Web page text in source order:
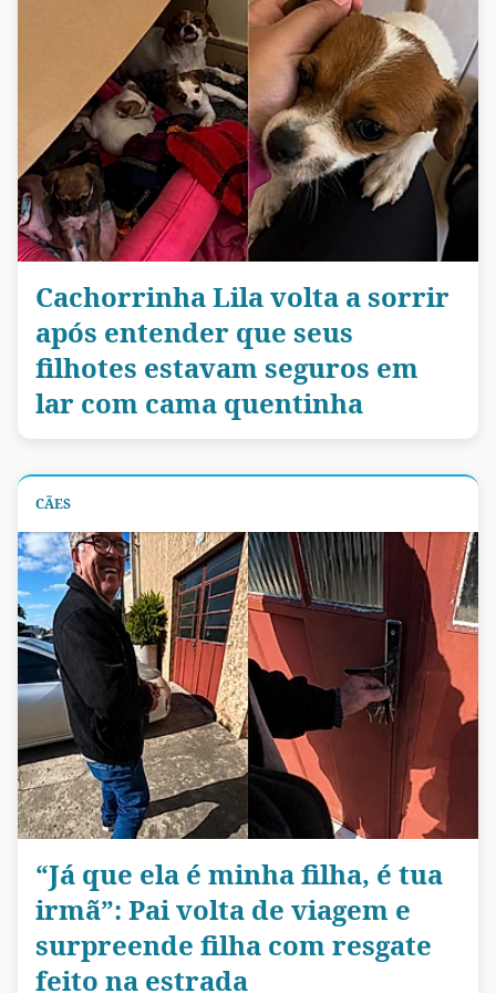
Cachorrinha Lila volta a sorrir
após entender que seus
filhotes estavam seguros em
lar com cama quentinha
CÃES
“Já que ela é minha filha, é tua
irmã”: Pai volta de viagem e
surpreende filha com resgate
feito na estrada